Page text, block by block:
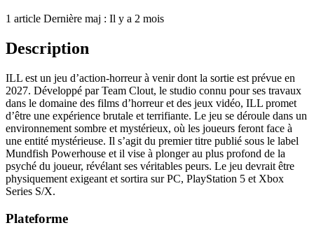
1 article Dernière maj : Il y a 2 mois
Description
ILL est un jeu d’action-horreur à venir dont la sortie est prévue en
2027. Développé par Team Clout, le studio connu pour ses travaux
dans le domaine des films d’horreur et des jeux vidéo, ILL promet
d’être une expérience brutale et terrifiante. Le jeu se déroule dans un
environnement sombre et mystérieux, où les joueurs feront face à
une entité mystérieuse. Il s’agit du premier titre publié sous le label
Mundfish Powerhouse et il vise à plonger au plus profond de la
psyché du joueur, révélant ses véritables peurs. Le jeu devrait être
physiquement exigeant et sortira sur PC, PlayStation 5 et Xbox
Series S/X.
Plateforme